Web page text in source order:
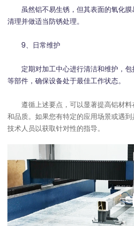
虽然铝不易生锈，但其表面的氧化膜
清理并做适当防锈处理。
9、日常维护
定期对加工中心进行清洁和维护，包
等部件，确保设备处于最佳工作状态。
遵循上述要点，可以显著提高铝材料
和品质。如果您有特定的应用场景或遇
技术人员以获取针对性的指导。